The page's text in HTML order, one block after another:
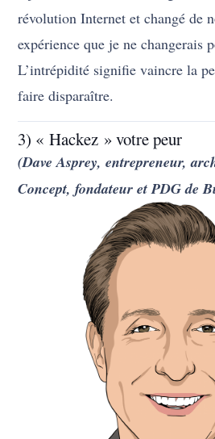
révolution Internet et changé de
expérience que je ne changerais
L’intrépidité signifie vaincre la
faire disparaître.
3) « Hackez » votre peur
(Dave Asprey, entrepreneur,
Concept, fondateur et PDG de